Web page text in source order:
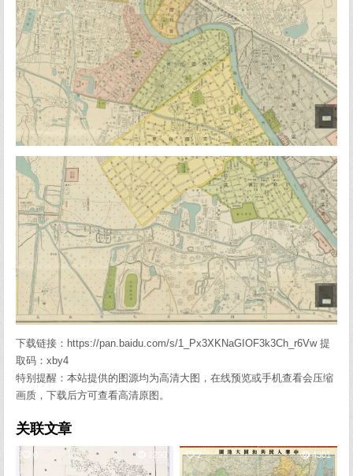
下载链接：https://pan.baidu.com/s/1_Px3XKNaGIOF3k3Ch_r6Vw 提
取码：xby4
特别提醒：本站提供的图源均为高清大图，在线预览或手机查看会压缩
画质，下载后方可查看高清原图。
关联文章
0 1290 2 4301